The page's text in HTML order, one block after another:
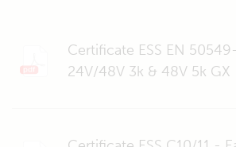
Certificate ESS EN
24V/48V 3k & 48V 5k GX